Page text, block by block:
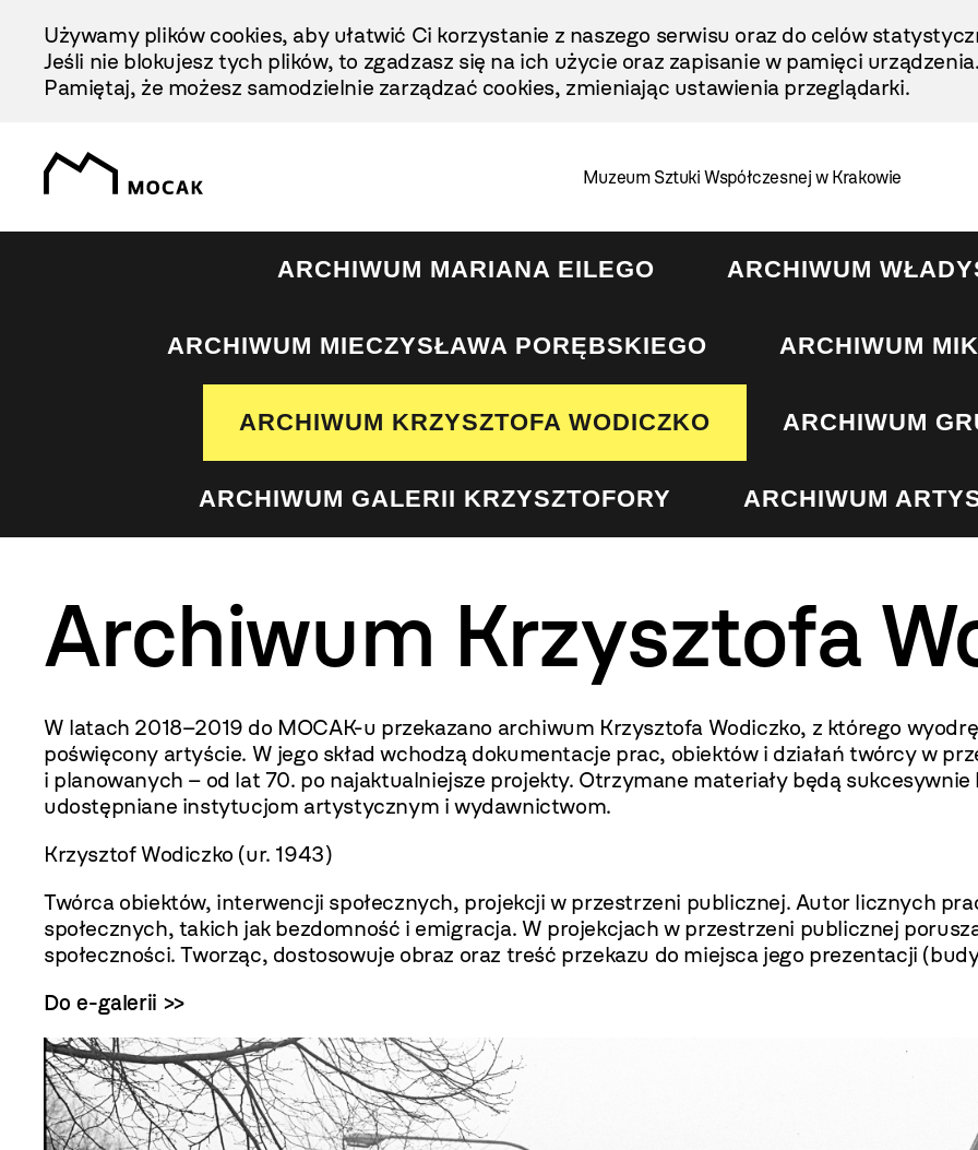
Treści
Używamy plików cookies, aby ułatwić Ci korzystanie z naszego serwisu oraz do celów
Jeśli nie blokujesz tych plików, to zgadzasz się na ich użycie oraz zapisanie w pamięci urządzenia.
Pamiętaj, że możesz samodzielnie zarządzać cookies, zmieniając ustawienia przeglądarki.
Muzeum Sztuki Współczesnej w Krakowie
ARCHIWUM MARIANA EILEGO ARCHIWUM
ARCHIWUM MIECZYSŁAWA PORĘBSKIEGO ARCHIWUM
ARCHIWUM KRZYSZTOFA WODICZKO ARCHIWUM
ARCHIWUM GALERII KRZYSZTOFORY ARCHIWUM
Archiwum Krzysztofa
W latach 2018–2019 do MOCAK-u przekazano archiwum Krzysztofa Wodiczko, z którego
poświęcony artyście. W jego skład wchodzą dokumentacje prac, obiektów i działań twórcy w
i planowanych – od lat 70. po najaktualniejsze projekty. Otrzymane materiały będą
udostępniane instytucjom artystycznym i wydawnictwom.
Krzysztof Wodiczko (ur. 1943)
Twórca obiektów, interwencji społecznych, projekcji w przestrzeni publicznej. Autor licznych
społecznych, takich jak bezdomność i emigracja. W projekcjach w przestrzeni publicznej
społeczności. Tworząc, dostosowuje obraz oraz treść przekazu do miejsca jego prezentacji
Do e-galerii >>